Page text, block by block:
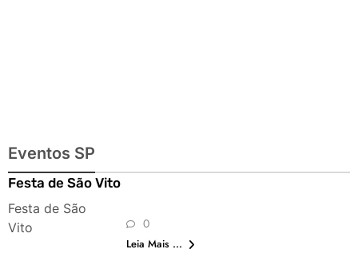
Eventos SP
Festa de São Vito
Festa de São
Vito
0
Leia Mais ...